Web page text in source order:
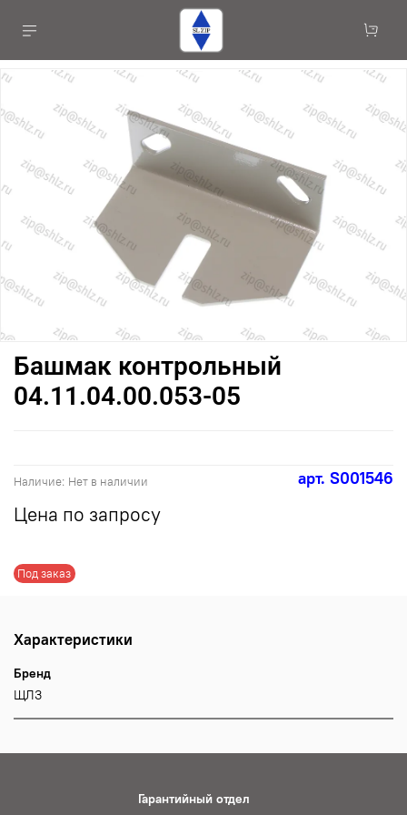
арт. S001546
Наличие: Нет в наличии
Под заказ
Башмак контрольный
04.11.04.00.053-05
Цена по запросу
Характеристики
Бренд
ЩЛЗ
Гарантийный отдел